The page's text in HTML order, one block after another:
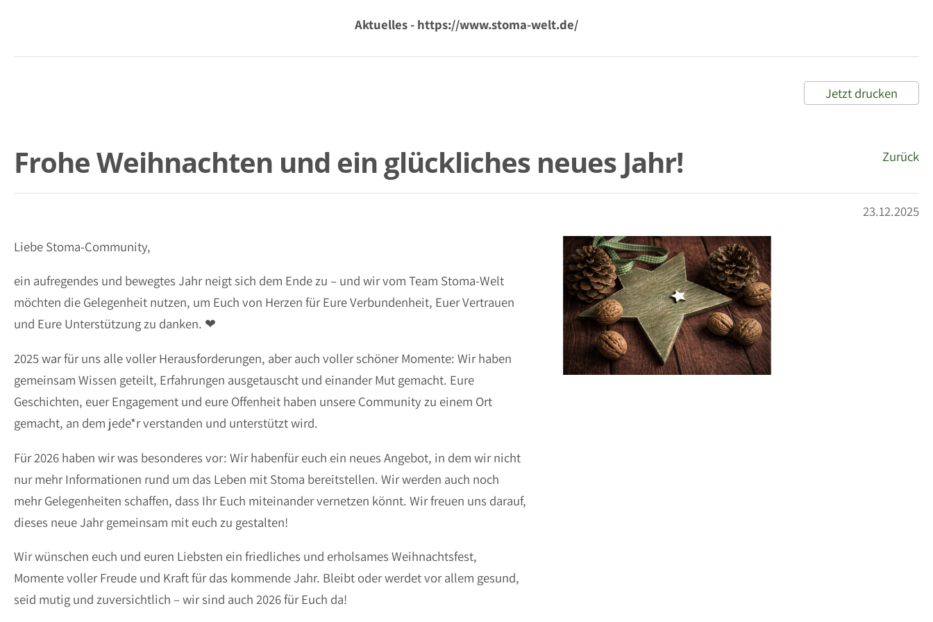
Aktuelles - https://www.stoma-welt.de/
Jetzt drucken
Frohe Weihnachten und ein glückliches neues Jahr! Zurück
23.12.2025
Liebe Stoma-Community,
ein aufregendes und bewegtes Jahr neigt sich dem Ende zu – und wir vom Team Stoma-Welt
möchten die Gelegenheit nutzen, um Euch von Herzen für Eure Verbundenheit, Euer Vertrauen
und Eure Unterstützung zu danken. ❤
2025 war für uns alle voller Herausforderungen, aber auch voller schöner Momente: Wir haben
gemeinsam Wissen geteilt, Erfahrungen ausgetauscht und einander Mut gemacht. Eure
Geschichten, euer Engagement und eure Offenheit haben unsere Community zu einem Ort
gemacht, an dem jede*r verstanden und unterstützt wird.
Für 2026 haben wir was besonderes vor: Wir habenfür euch ein neues Angebot, in dem wir nicht
nur mehr Informationen rund um das Leben mit Stoma bereitstellen. Wir werden auch noch
mehr Gelegenheiten schaffen, dass Ihr Euch miteinander vernetzen könnt. Wir freuen uns darauf,
dieses neue Jahr gemeinsam mit euch zu gestalten!
Wir wünschen euch und euren Liebsten ein friedliches und erholsames Weihnachtsfest,
Momente voller Freude und Kraft für das kommende Jahr. Bleibt oder werdet vor allem gesund,
seid mutig und zuversichtlich – wir sind auch 2026 für Euch da!